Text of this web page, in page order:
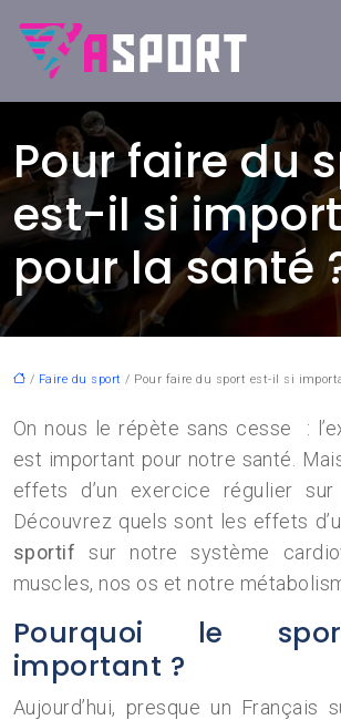
Pour faire du
est-il si
pour la santé
/ Faire du sport / Pour faire du sport est-il si
On nous le répète sans cesse :
est important pour notre santé.
effets d’un exercice régulier
Découvrez quels sont les effets
sportifsur notre système
muscles, nos os et notre
Pourquoi le
important ?
Aujourd’hui, presque un Français